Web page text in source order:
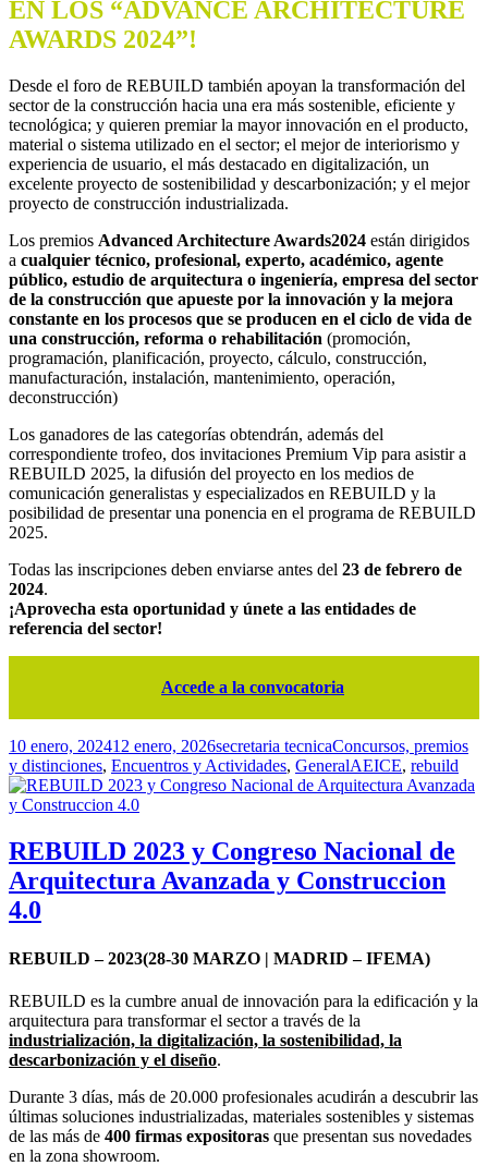
EN LOS “ADVANCE ARCHITECTURE
AWARDS 2024”!
Desde el foro de REBUILD también apoyan la transformación del
sector de la construcción hacia una era más sostenible, eficiente y
tecnológica; y quieren premiar la mayor innovación en el producto,
material o sistema utilizado en el sector; el mejor de interiorismo y
experiencia de usuario, el más destacado en digitalización, un
excelente proyecto de sostenibilidad y descarbonización; y el mejor
proyecto de construcción industrializada.
Los premios Advanced Architecture Awards2024 están dirigidos
a cualquier técnico, profesional, experto, académico, agente
público, estudio de arquitectura o ingeniería, empresa del sector
de la construcción que apueste por la innovación y la mejora
constante en los procesos que se producen en el ciclo de vida de
una construcción, reforma o rehabilitación (promoción,
programación, planificación, proyecto, cálculo, construcción,
manufacturación, instalación, mantenimiento, operación,
deconstrucción)
Los ganadores de las categorías obtendrán, además del
correspondiente trofeo, dos invitaciones Premium Vip para asistir a
REBUILD 2025, la difusión del proyecto en los medios de
comunicación generalistas y especializados en REBUILD y la
posibilidad de presentar una ponencia en el programa de REBUILD
2025.
Todas las inscripciones deben enviarse antes del 23 de febrero de
2024.
¡Aprovecha esta oportunidad y únete a las entidades de
referencia del sector!
Accede a la convocatoria
Publicado
el
10 enero, 202412 enero, 2026Autor
secretaria tecnicaCategorías
Concursos, premios
y distinciones, Encuentros y Actividades, GeneralEtiquetas
AEICE, rebuild
REBUILD 2023 y Congreso Nacional de
Arquitectura Avanzada y Construccion
4.0
REBUILD – 2023(28-30 MARZO | MADRID – IFEMA)
REBUILD es la cumbre anual de innovación para la edificación y la
arquitectura para transformar el sector a través de la
industrialización, la digitalización, la sostenibilidad, la
descarbonización y el diseño.
Durante 3 días, más de 20.000 profesionales acudirán a descubrir las
últimas soluciones industrializadas, materiales sostenibles y sistemas
de las más de 400 firmas expositoras que presentan sus novedades
en la zona showroom.